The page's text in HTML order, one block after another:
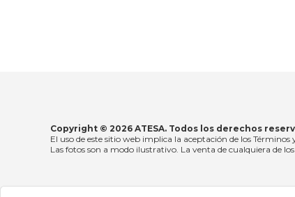
Copyright © 2026 ATESA. Todos los derechos
El uso de este sitio web implica la aceptación de los
Las fotos son a modo ilustrativo. La venta de cualquiera de